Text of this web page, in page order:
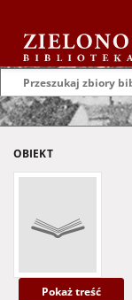
OBIEKT
Pokaż treść